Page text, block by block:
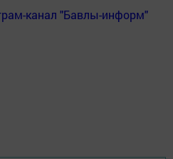
канал "Бавлы-информ"